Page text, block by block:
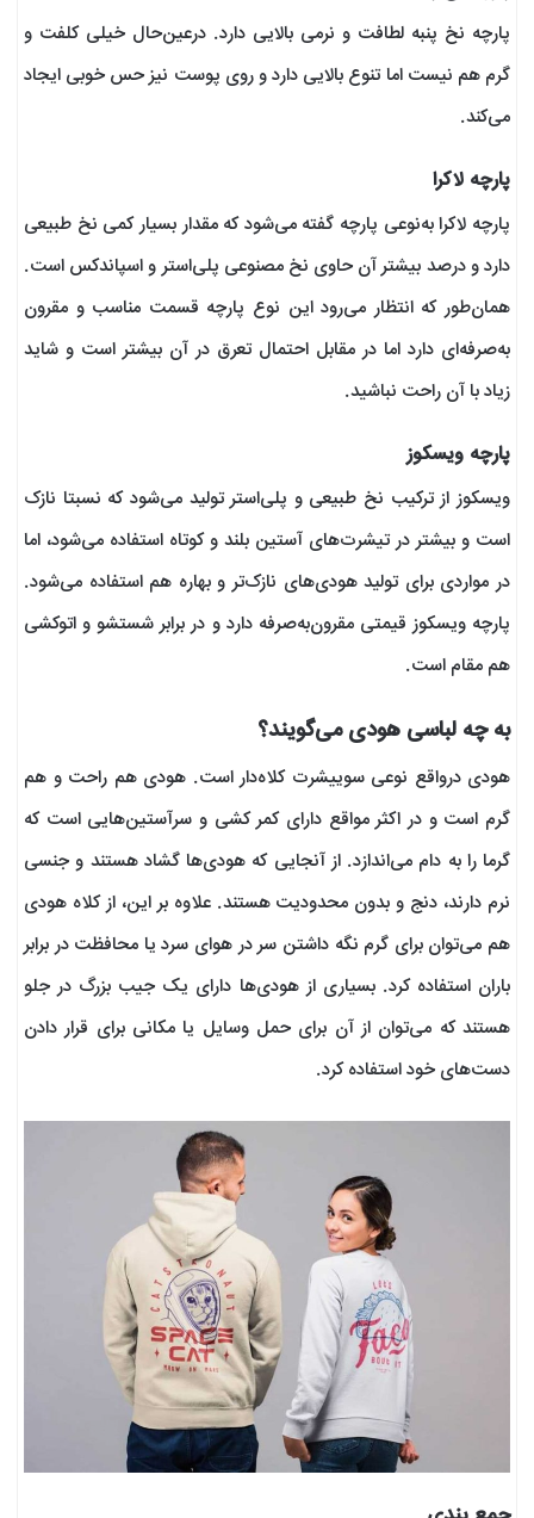
پارچه نخ پنبه لطافت و نرمی بالایی دارد. درعین‌حال خیلی کلفت و
گرم هم نیست اما تنوع بالایی دارد و روی پوست نیز حس خوبی ایجاد
می‌کند.
پارچه لاکرا
پارچه لاکرا به‌نوعی پارچه گفته می‌شود که مقدار بسیار کمی نخ طبیعی
دارد و درصد بیشتر آن حاوی نخ مصنوعی پلی‌استر و اسپاندکس است.
همان‌طور که انتظار می‌رود این نوع پارچه قسمت مناسب و مقرون
به‌صرفه‌ای دارد اما در مقابل احتمال تعرق در آن بیشتر است و شاید
زیاد با آن راحت نباشید.
پارچه ویسکوز
ویسکوز از ترکیب نخ طبیعی و پلی‌استر تولید می‌شود که نسبتا نازک
است و بیشتر در تیشرت‌های آستین بلند و کوتاه استفاده می‌شود، اما
در مواردی برای تولید هودی‌های نازک‌تر و بهاره هم استفاده می‌شود.
پارچه ویسکوز قیمتی مقرون‌به‌صرفه دارد و در برابر شستشو و اتوکشی
هم مقام است.
به چه لباسی هودی می‌گویند؟
هودی درواقع نوعی سوییشرت کلاه‌دار است. هودی هم راحت و هم
گرم است و در اکثر مواقع دارای کمر کشی و سرآستین‌هایی است که
گرما را به دام می‌اندازد. از آنجایی که هودی‌ها گشاد هستند و جنسی
نرم دارند، دنج و بدون محدودیت هستند. علاوه بر این، از کلاه هودی
هم می‌توان برای گرم نگه داشتن سر در هوای سرد یا محافظت در برابر
باران استفاده کرد. بسیاری از هودی‌ها دارای یک جیب بزرگ در جلو
هستند که می‌توان از آن برای حمل وسایل یا مکانی برای قرار دادن
دست‌های خود استفاده کرد.